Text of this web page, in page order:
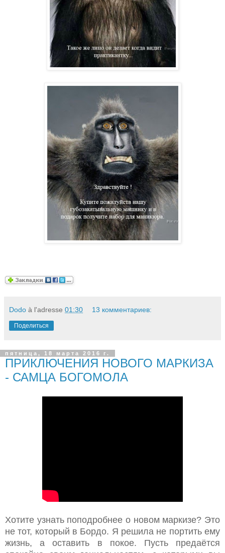
Dodo à l'adresse 01:30 13 комментариев:
Поделиться
пятница, 18 марта 2016 г.
ПРИКЛЮЧЕНИЯ НОВОГО МАРКИЗА
- САМЦА БОГОМОЛА
Хотите узнать поподробнее о новом маркизе? Это
не тот, который в Бордо. Я решила не портить ему
жизнь, а оставить в покое. Пусть предаётся